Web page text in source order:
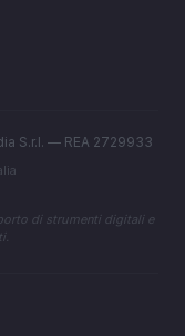
S.r.l. — REA 2729933
di strumenti digitali e